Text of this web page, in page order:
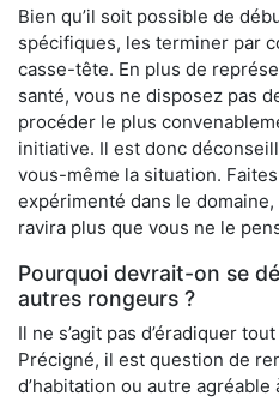
Bien qu’il soit possible de
spécifiques, les terminer par
casse-tête. En plus de
santé, vous ne disposez pas
procéder le plus
initiative. Il est donc
vous-même la situation.
expérimenté dans le
ravira plus que vous ne le
Pourquoi devrait-on se
autres rongeurs ?
Il ne s’agit pas d’éradiquer
Précigné, il est question de
d’habitation ou autre